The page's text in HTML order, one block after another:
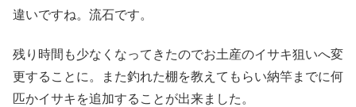
違いですね。流石です。
残り時間も少なくなってきたのでお土産のイサキ狙いへ変
更することに。また釣れた棚を教えてもらい納竿までに何
匹かイサキを追加することが出来ました。